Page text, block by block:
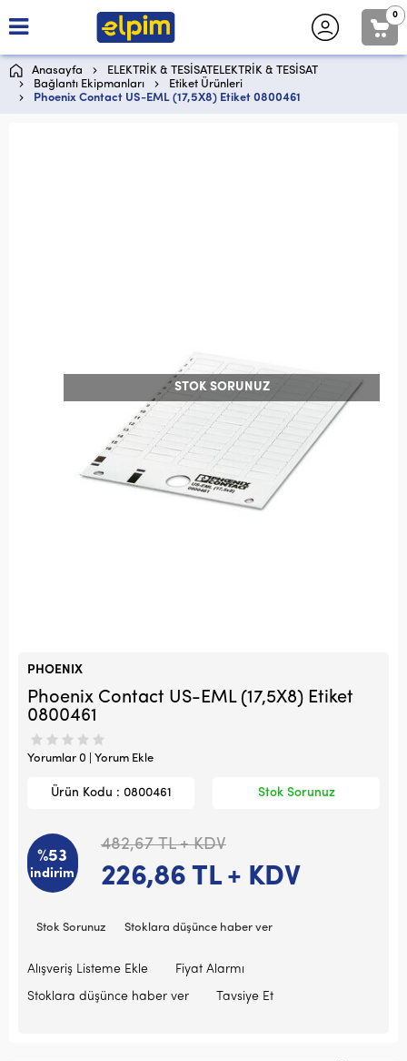
0
Anasayfa
ELEKTRİK & TESİSATELEKTRİK & TESİSAT
Bağlantı Ekipmanları
Etiket Ürünleri
Phoenix Contact US-EML (17,5X8) Etiket 0800461
STOK SORUNUZ
PHOENIX
Phoenix Contact US-EML (17,5X8) Etiket
0800461
Yorumlar 0 | Yorum Ekle
Ürün Kodu : 0800461 Stok Sorunuz
%53
indirim
482,67TL + KDV
226,86TL + KDV
Stok Sorunuz Stoklara düşünce haber ver
Alışveriş Listeme Ekle
Fiyat Alarmı
Stoklara düşünce haber ver
Tavsiye Et